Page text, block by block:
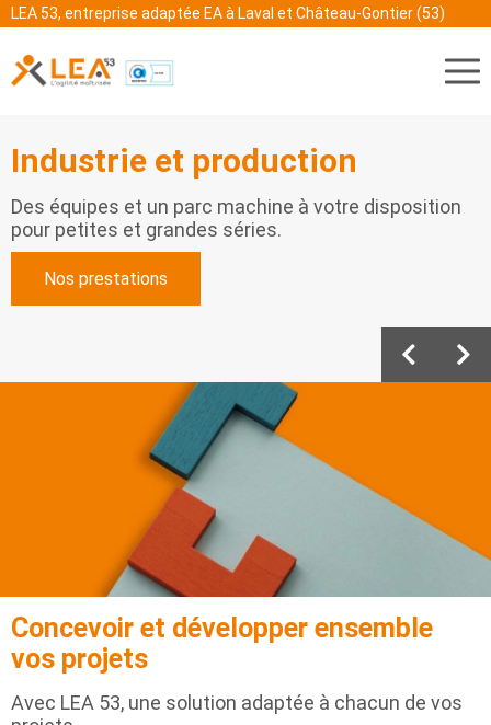
LEA 53, entreprise adaptée EA à Laval et Château-Gontier (53)
Industrie et production
Des équipes et un parc machine à votre disposition
pour petites et grandes séries.
Nos prestations
Concevoir et développer ensemble
vos projets
Avec LEA 53, une solution adaptée à chacun de vos